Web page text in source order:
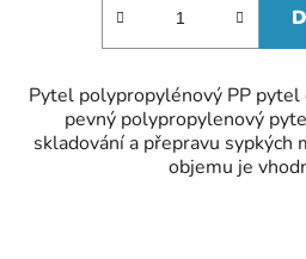
Pytel polypropylénový PP
pevný polypropylenový
skladování a přepravu
objemu je